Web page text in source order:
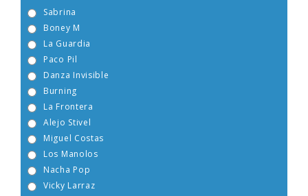
Sabrina
Boney M
La Guardia
Paco Pil
Danza Invisible
Burning
La Frontera
Alejo Stivel
Miguel Costas
Los Manolos
Nacha Pop
Vicky Larraz